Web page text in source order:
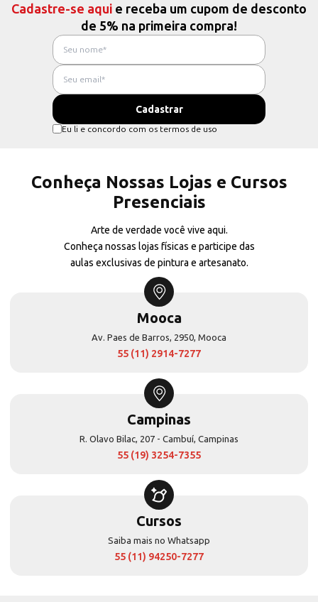
Cadastre-se aqui e receba um cupom de desconto
de 5% na primeira compra!
Eu li e concordo com os termos de uso
Conheça Nossas Lojas e Cursos
Presenciais
Arte de verdade você vive aqui.
Conheça nossas lojas físicas e participe das
aulas exclusivas de pintura e artesanato.
Mooca
Av. Paes de Barros, 2950, Mooca
55 (11) 2914-7277
Campinas
R. Olavo Bilac, 207 - Cambuí, Campinas
55 (19) 3254-7355
Cursos
Saiba mais no Whatsapp
55 (11) 94250-7277